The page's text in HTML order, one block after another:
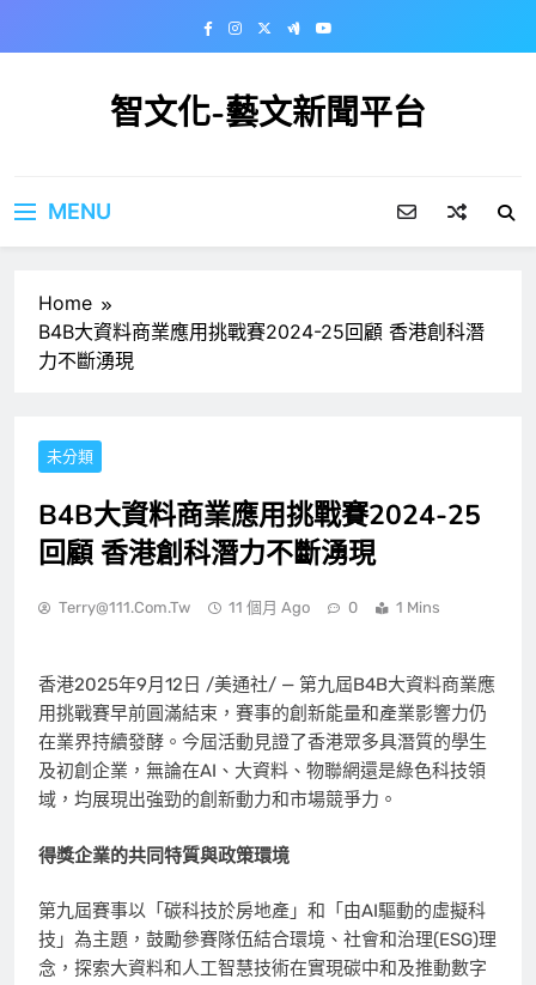
智文化-藝文新聞平台
MENU
Home
B4B大資料商業應用挑戰賽2024-25回顧 香港創科潛
力不斷湧現
未分類
B4B大資料商業應用挑戰賽2024-25
回顧 香港創科潛力不斷湧現
Terry@111.com.tw 11 個月 Ago 0 1 Mins
香港2025年9月12日 /美通社/ — 第九屆B4B大資料商業應
用挑戰賽早前圓滿結束，賽事的創新能量和產業影響力仍
在業界持續發酵。今屆活動見證了香港眾多具潛質的學生
及初創企業，無論在AI、大資料、物聯網還是綠色科技領
域，均展現出強勁的創新動力和市場競爭力。
得獎企業的共同特質與政策環境
第九屆賽事以「碳科技於房地產」和「由AI驅動的虛擬科
技」為主題，鼓勵參賽隊伍結合環境、社會和治理(ESG)理
念，探索大資料和人工智慧技術在實現碳中和及推動數字